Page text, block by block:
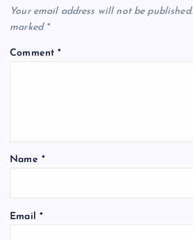
Your email address will not be published.
marked *
Comment*
Name *
Email *